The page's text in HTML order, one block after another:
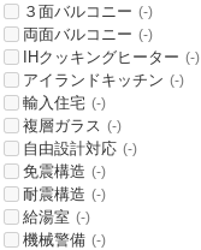
３面バルコニー (-)
両面バルコニー (-)
IHクッキングヒーター (-)
アイランドキッチン (-)
輸入住宅 (-)
複層ガラス (-)
自由設計対応 (-)
免震構造 (-)
耐震構造 (-)
給湯室 (-)
機械警備 (-)